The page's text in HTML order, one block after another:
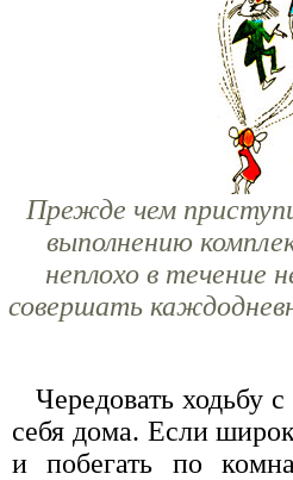
Прежде чем
выполнению
неплохо в течение
совершать
Чередовать ходьбу
себя дома. Если
и побегать по